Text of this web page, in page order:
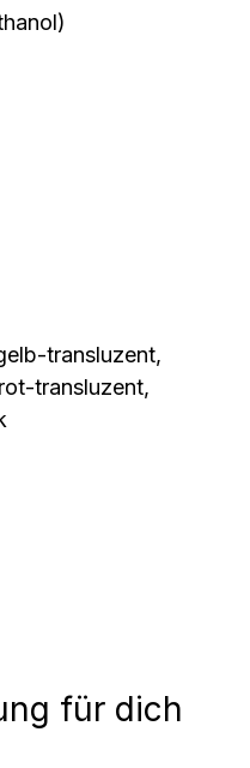
transluzent,
transluzent,
für dich